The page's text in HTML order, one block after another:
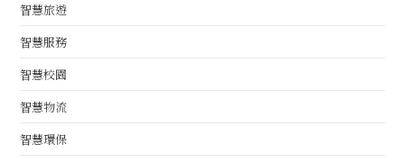
智慧旅遊
智慧服務
智慧校園
智慧物流
智慧環保